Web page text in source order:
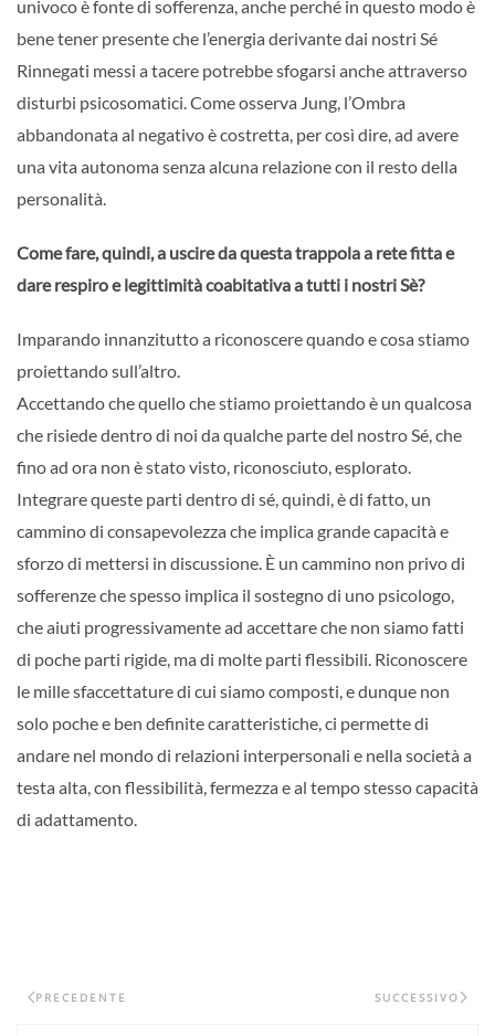
univoco è fonte di sofferenza, anche perché in questo modo è
bene tener presente che l’energia derivante dai nostri Sé
Rinnegati messi a tacere potrebbe sfogarsi anche attraverso
disturbi psicosomatici. Come osserva Jung, l’Ombra
abbandonata al negativo è costretta, per così dire, ad avere
una vita autonoma senza alcuna relazione con il resto della
personalità.
Come fare, quindi, a uscire da questa trappola a rete fitta e
dare respiro e legittimità coabitativa a tutti i nostri Sè?
Imparando innanzitutto a riconoscere quando e cosa stiamo
proiettando sull’altro.
Accettando che quello che stiamo proiettando è un qualcosa
che risiede dentro di noi da qualche parte del nostro Sé, che
fino ad ora non è stato visto, riconosciuto, esplorato.
Integrare queste parti dentro di sé, quindi, è di fatto, un
cammino di consapevolezza che implica grande capacità e
sforzo di mettersi in discussione. È un cammino non privo di
sofferenze che spesso implica il sostegno di uno psicologo,
che aiuti progressivamente ad accettare che non siamo fatti
di poche parti rigide, ma di molte parti flessibili. Riconoscere
le mille sfaccettature di cui siamo composti, e dunque non
solo poche e ben definite caratteristiche, ci permette di
andare nel mondo di relazioni interpersonali e nella società a
testa alta, con flessibilità, fermezza e al tempo stesso capacità
di adattamento.
PRECEDENTE SUCCESSIVO